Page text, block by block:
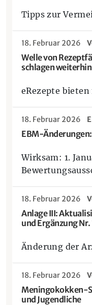
Tipps zur
Welle von
schlagen
18. Februar 2026
eRezepte
EBM-
18. Februar 2026
Wirksam: 1.
Anlage III:
und Ergänzung
18. Februar 2026
Änderung der
Meningokokken-
und Jugendliche
18. Februar 2026